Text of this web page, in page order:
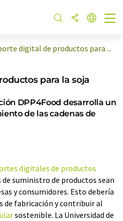
digital de productos para ...
para la soja
DPP4Food desarrolla un
de las cadenas de
digitales de productos
de suministro de productos sean
y consumidores. Esto debería
de fabricación y contribuir al
sostenible. La Universidad de